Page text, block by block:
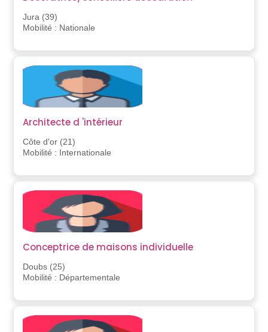
Jura (39)
Mobilité : Nationale
Architecte d 'intérieur
Côte d'or (21)
Mobilité : Internationale
Conceptrice de maisons individuelle
Doubs (25)
Mobilité : Départementale